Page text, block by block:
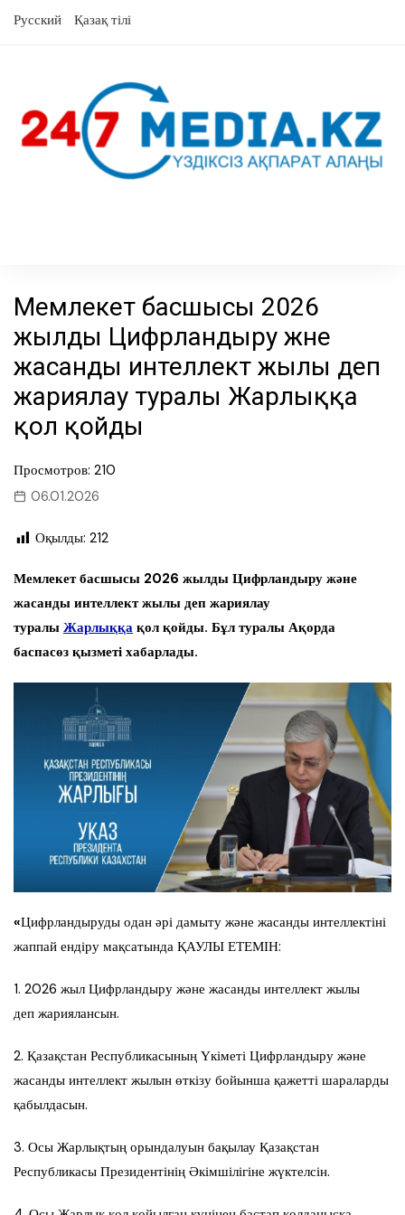
Русский Қазақ тілі
Мемлекет басшысы 2026
жылды Цифрландыру және
жасанды интеллект жылы деп
жариялау туралы Жарлыққа
қол қойды
Просмотров: 210
06.01.2026
Оқылды: 212
Мемлекет басшысы 2026 жылды Цифрландыру және
жасанды интеллект жылы деп жариялау
туралы Жарлыққа қол қойды. Бұл туралы Ақорда
баспасөз қызметі хабарлады.
«Цифрландыруды одан әрі дамыту және жасанды интеллектіні
жаппай ендіру мақсатында ҚАУЛЫ ЕТЕМІН:
1. 2026 жыл Цифрландыру және жасанды интеллект жылы
деп жариялансын.
2. Қазақстан Республикасының Үкіметі Цифрландыру және
жасанды интеллект жылын өткізу бойынша қажетті шараларды
қабылдасын.
3. Осы Жарлықтың орындалуын бақылау Қазақстан
Республикасы Президентінің Әкімшілігіне жүктелсін.